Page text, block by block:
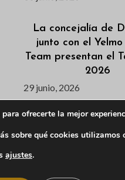
La concejalía de
junto con el
Team presentan el
2026
29 junio, 2026
Manzanares El Real
el acceso de
ofrecerte la mejor
sobre qué cookies utilizamos
ajustes.